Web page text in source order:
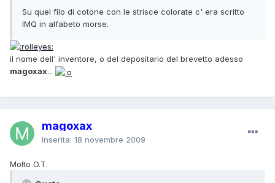
Su quel filo di cotone con le strisce colorate c' era scritto
IMQ in alfabeto morse.
il nome dell' inventore, o del depositario del brevetto adesso
magoxax...
magoxax
Inserita: 18 novembre 2009
Molto O.T.